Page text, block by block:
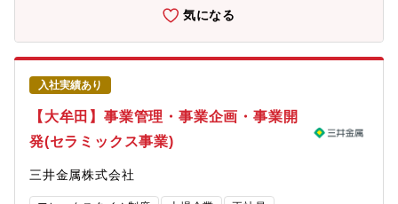
企画の経験を経て、自ら事業を企画した事業部門での事業推進や
経営企画部を含む他企画部門での活躍を期待します。■配属となる
事業創造本部とは:新規事業創出に特化した組織であり、各事業本
部、総合研究所、基礎評価研究所と連携しながら、『新規事業創
出』と『技術の蓄積』を推進しています。研究開発から事業化ま
でを担い、事業創造に必要な各種戦略支援機能を内部に有した自
律自走型組織です。事業化テーマの2030年貢献利益100億円以上
を目標に、経営資源を積極的に投入していくことが発表されてお
ります。これまでに、極薄銅箔、薄膜材料、超微粉など、三井金
の主力製品とシェアについて：半導体パッケージ基板向け極薄銅
箔（世界No.1シェア：95%）／AIサーバー向けハイグレード
気になる
入社実績あり
【大牟田】事業管理・事業企画・事業開
発(セラミックス事業)
三井金属株式会社